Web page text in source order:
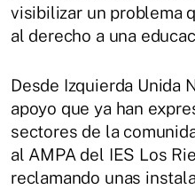
visibilizar un problema
al derecho a una
Desde Izquierda Unida
apoyo que ya han
sectores de la
al AMPA del IES Los
reclamando unas